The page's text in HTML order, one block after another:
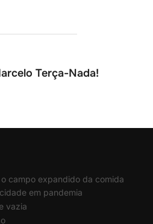
DO POSTTerça-Nada!
campo expandido da comida
em pandemia
vazia